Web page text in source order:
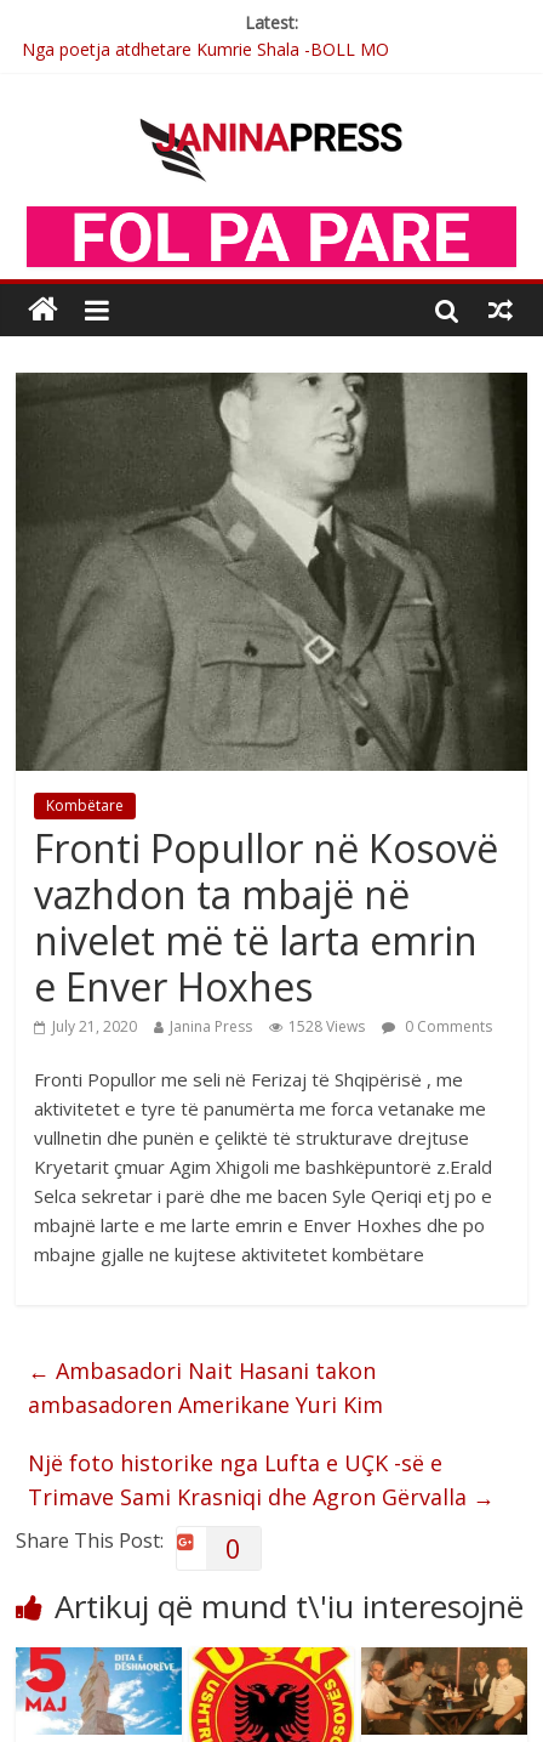
Latest:
Nga poetja atdhetare Kumrie Shala -BOLL MO
Çlirimtari Mentor Mushkolaj nderohet me mirenjohje nga
Xhevdet Qeriqi Dega e invalidëve në Fushë Kosovë
Postim me vlera nga artistja e mirëfilltë Mimoza Gjoni
Kombëtare
Fronti Popullor në Kosovë
vazhdon ta mbajë në
nivelet më të larta emrin
e Enver Hoxhes
July 21, 2020 Janina Press 1528 Views 0 Comments
Fronti Popullor me seli në Ferizaj të Shqipërisë , me
aktivitetet e tyre të panumërta me forca vetanake me
vullnetin dhe punën e çeliktë të strukturave drejtuse
Kryetarit çmuar Agim Xhigoli me bashkëpuntorë z.Erald
Selca sekretar i parë dhe me bacen Syle Qeriqi etj po e
mbajnë larte e me larte emrin e Enver Hoxhes dhe po
mbajne gjalle ne kujtese aktivitetet kombëtare
← Ambasadori Nait Hasani takon
ambasadoren Amerikane Yuri Kim
Një foto historike nga Lufta e UÇK -së e
Trimave Sami Krasniqi dhe Agron Gërvalla →
Share This Post: 0
Artikuj që mund t\'iu interesojnë